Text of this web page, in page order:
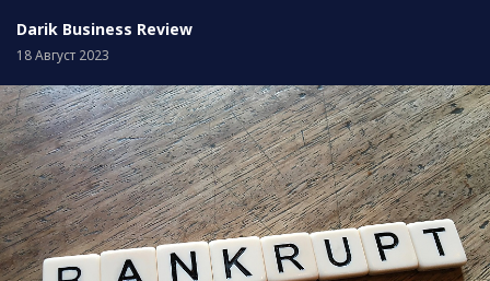
Darik Business Review
18 Август 2023